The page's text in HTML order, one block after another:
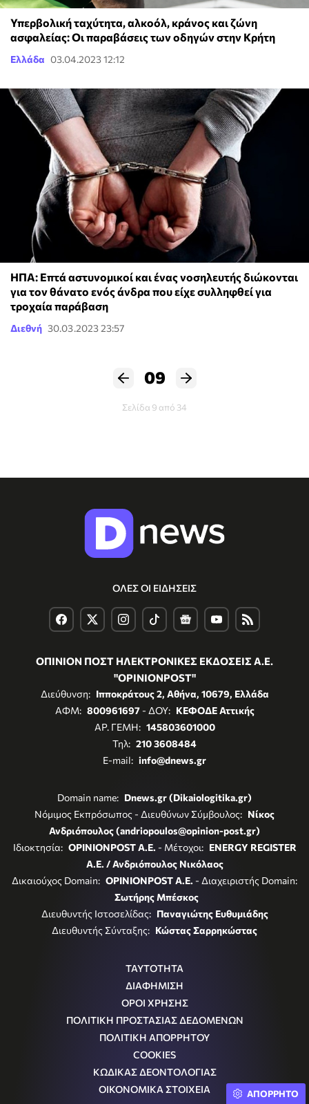
Υπερβολική ταχύτητα, αλκοόλ, κράνος και ζώνη
ασφαλείας: Οι παραβάσεις των οδηγών στην Κρήτη
Ελλάδα 03.04.2023 12:12
ΗΠΑ: Επτά αστυνομικοί και ένας νοσηλευτής διώκονται
για τον θάνατο ενός άνδρα που είχε συλληφθεί για
τροχαία παράβαση
Διεθνή 30.03.2023 23:57
09
Σελίδα 9 από 34
ΟΛΕΣ ΟΙ ΕΙΔΗΣΕΙΣ
ΟΠΙΝΙΟΝ ΠΟΣΤ ΗΛΕΚΤΡΟΝΙΚΕΣ ΕΚΔΟΣΕΙΣ Α.Ε.
"OPINIONPOST"
Διεύθυνση: Ιπποκράτους 2, Αθήνα, 10679, Ελλάδα
ΑΦΜ: 800961697- ΔΟΥ: ΚΕΦΟΔΕ Αττικής
ΑΡ. ΓΕΜΗ: 145803601000
Τηλ: 210 3608484
E-mail: info@dnews.gr
Domain name: Dnews.gr (Dikaiologitika.gr)
Νόμιμος Εκπρόσωπος - Διευθύνων Σύμβουλος: Νίκος
Ανδριόπουλος (andriopoulos@opinion-post.gr)
Ιδιοκτησία: OPINIONPOST A.E. - Μέτοχοι: ENERGY REGISTER
Α.Ε. / Ανδριόπουλος Νικόλαος
Δικαιούχος Domain: OPINIONPOST A.E. - Διαχειριστής Domain:
Σωτήρης Μπέσκος
Διευθυντής Ιστοσελίδας: Παναγιώτης Ευθυμιάδης
Διευθυντής Σύνταξης: Κώστας Σαρρηκώστας
ΤΑΥΤΟΤΗΤΑ
ΔΙΑΦΗΜΙΣΗ
ΟΡΟΙ ΧΡΗΣΗΣ
ΠΟΛΙΤΙΚΗ ΠΡΟΣΤΑΣΙΑΣ ΔΕΔΟΜΕΝΩΝ
ΠΟΛΙΤΙΚΗ ΑΠΟΡΡΗΤΟΥ
COOKIES
ΚΩΔΙΚΑΣ ΔΕΟΝΤΟΛΟΓΙΑΣ
ΟΙΚΟΝΟΜΙΚΑ ΣΤΟΙΧΕΙΑ
ΑΠΟΡΡΗΤΟ